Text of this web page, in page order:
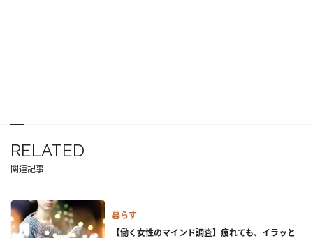
RELATED
関連記事
暮らす
【働く女性のマインド調査】疲れても、イラッと